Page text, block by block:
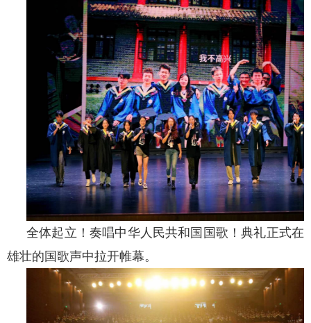
全体起立！奏唱中华人民共和国国歌！典礼正式在
雄壮的国歌声中拉开帷幕。